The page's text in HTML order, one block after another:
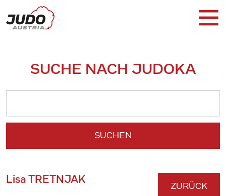
SUCHE NACH JUDOKA
SUCHEN
Lisa TRETNJAK
ZURÜCK